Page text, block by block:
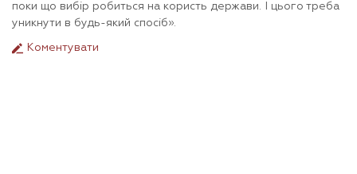
поки що вибір робиться на користь держави. І цього треба
уникнути в будь-який спосіб».
Коментувати